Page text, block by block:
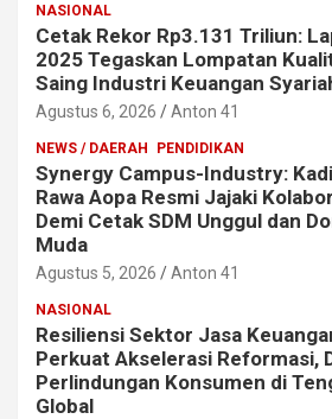
NASIONAL
Cetak Rekor Rp3.131 Triliun:
2025 Tegaskan Lompatan
Saing Industri Keuangan
Agustus 6, 2026 Anton 41
NEWS / DAERAH PENDIDIKAN
Synergy Campus-Industry:
Rawa Aopa Resmi Jajaki
Demi Cetak SDM Unggul dan
Muda
Agustus 5, 2026 Anton 41
NASIONAL
Resiliensi Sektor Jasa
Perkuat Akselerasi Reformasi,
Perlindungan Konsumen di
Global